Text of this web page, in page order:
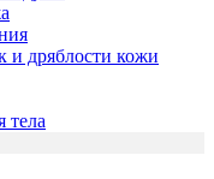
и дряблости кожи
тела